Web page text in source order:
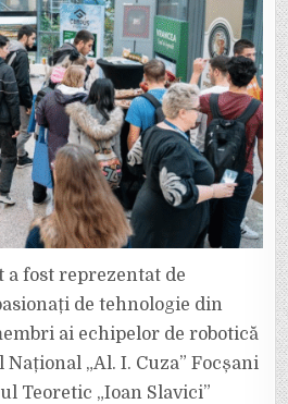
a fost reprezentat de
de tehnologie din
ai echipelor de robotică
„Al. I. Cuza” Focșani
Teoretic „Ioan Slavici”